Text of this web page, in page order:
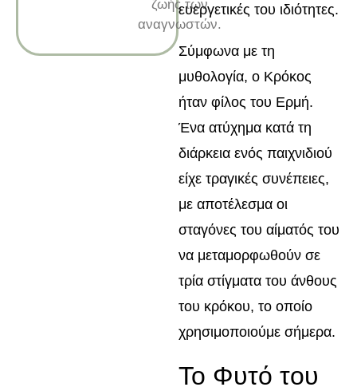
ζωής των
αναγνωστών.
ευεργετικές του ιδιότητες.
Σύμφωνα με τη
μυθολογία, ο Κρόκος
ήταν φίλος του Ερμή.
Ένα ατύχημα κατά τη
διάρκεια ενός παιχνιδιού
είχε τραγικές συνέπειες,
με αποτέλεσμα οι
σταγόνες του αίματός του
να μεταμορφωθούν σε
τρία στίγματα του άνθους
του κρόκου, το οποίο
χρησιμοποιούμε σήμερα.
Το Φυτό του